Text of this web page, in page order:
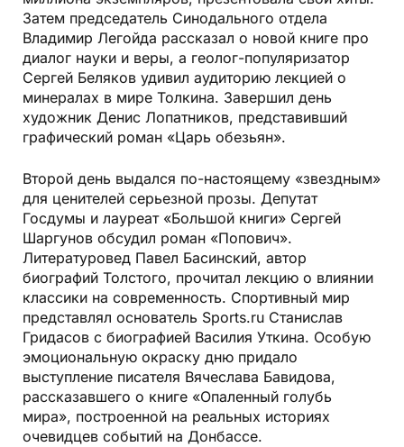
Затем председатель Синодального отдела
Владимир Легойда рассказал о новой книге про
диалог науки и веры, а геолог-популяризатор
Сергей Беляков удивил аудиторию лекцией о
минералах в мире Толкина. Завершил день
художник Денис Лопатников, представивший
графический роман «Царь обезьян».
Второй день выдался по-настоящему «звездным»
для ценителей серьезной прозы. Депутат
Госдумы и лауреат «Большой книги» Сергей
Шаргунов обсудил роман «Попович».
Литературовед Павел Басинский, автор
биографий Толстого, прочитал лекцию о влиянии
классики на современность. Спортивный мир
представлял основатель Sports.ru Станислав
Гридасов с биографией Василия Уткина. Особую
эмоциональную окраску дню придало
выступление писателя Вячеслава Бавидова,
рассказавшего о книге «Опаленный голубь
мира», построенной на реальных историях
очевидцев событий на Донбассе.